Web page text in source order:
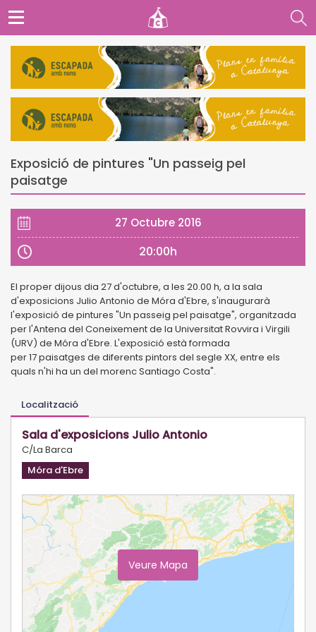
Exposició de pintures "Un passeig pel
paisatge
27 Octubre 2016
20:00h
El proper dijous dia 27 d'octubre, a les 20.00 h, a la sala
d'exposicions Julio Antonio de Móra d'Ebre, s'inaugurarà
l'exposició de pintures "Un passeig pel paisatge", organitzada
per l'Antena del Coneixement de la Universitat Rovvira i Virgili
(URV) de Móra d'Ebre. L'exposició està formada
per 17 paisatges de diferents pintors del segle XX, entre els
quals n'hi ha un del morenc Santiago Costa".
Localització
Sala d'exposicions Julio Antonio
C/La Barca
Móra d'Ebre
Veure Mapa